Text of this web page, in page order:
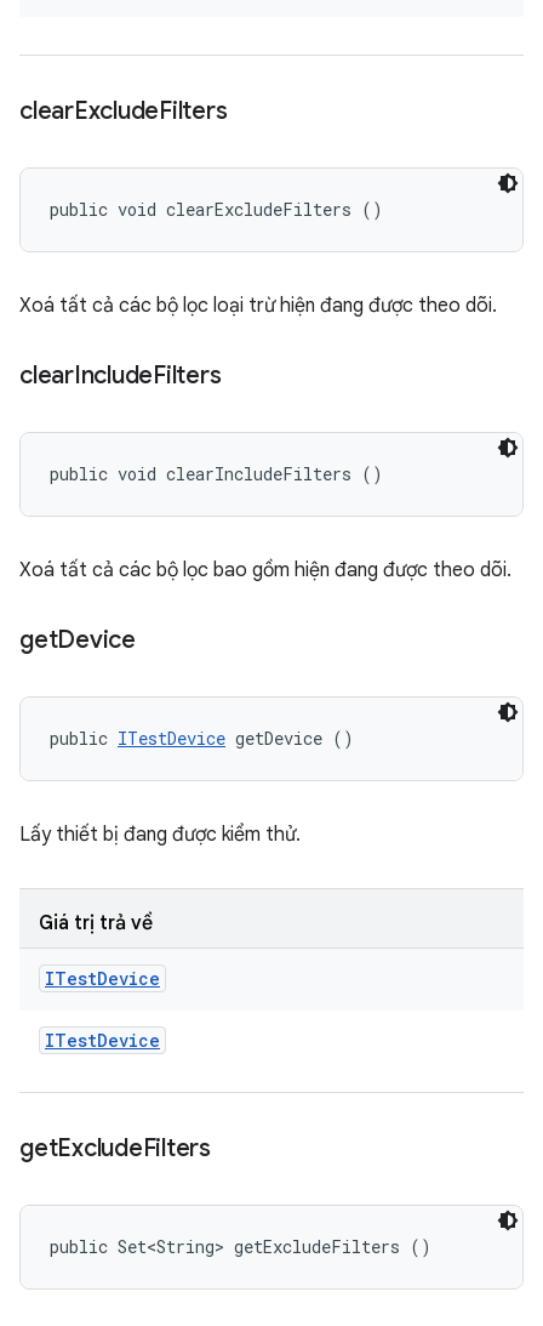
clearExcludeFilters
public void clearExcludeFilters ()
Xoá tất cả các bộ lọc loại trừ hiện đang được theo dõi.
clearIncludeFilters
public void clearIncludeFilters ()
Xoá tất cả các bộ lọc bao gồm hiện đang được theo dõi.
getDevice
public ITestDevice getDevice ()
Lấy thiết bị đang được kiểm thử.
Giá trị trả về
ITestDevice
ITestDevice
getExcludeFilters
public Set<String> getExcludeFilters ()